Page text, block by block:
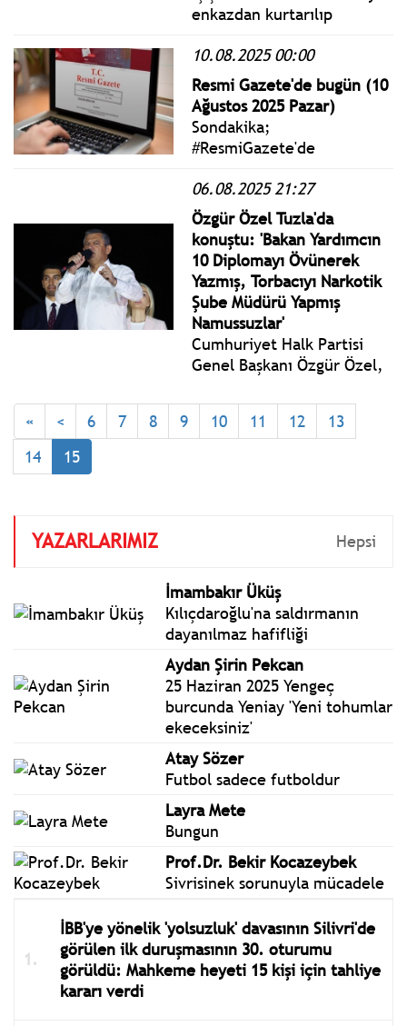
enkazdan kurtarılıp
alınan 81 yaşındaki
vatandaşın hayatını
kaybettiğini açıkladı.
Yerlikaya, 29 kişinin de
yaralandığını söyledi.
10.08.2025 00:00
Resmi Gazete'de bugün (10
Ağustos 2025 Pazar)
Sondakika;
#ResmiGazete'de
Pazar yönetmelik, genelge
ve tebliğler
takip edebilirsiniz.
06.08.2025 21:27
Özgür Özel Tuzla'da
konuştu: 'Bakan Yardımcın
10 Diplomayı Övünerek
Yazmış, Torbacıyı Narkotik
Şube Müdürü Yapmış
Namussuzlar'
Cumhuriyet Halk Partisi
Genel Başkanı Özgür Özel,
gerçekleştirilen Millet
İradesine Sahip Çıkıyor
« < 6 7 8 9 10 11 12
13
14
15
YAZARLARIMIZ Hepsi
İmambakır Üküş
Kılıçdaroğlu'na saldırmanın
dayanılmaz hafifliği
Aydan Şirin Pekcan
25 Haziran 2025 Yengeç
burcunda Yeniay 'Yeni tohumlar
ekeceksiniz'
Atay Sözer
Futbol sadece futboldur
Layra Mete
Bungun
Prof.Dr. Bekir Kocazeybek
Sivrisinek sorunuyla mücadele
İBB'ye yönelik 'yolsuzluk' davasının Silivri'de
görülen ilk duruşmasının 30. oturumu
görüldü: Mahkeme heyeti 15 kişi için tahliye
kararı verdi